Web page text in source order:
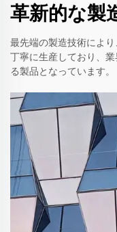
革新的な製
最先端の製造技術によ
丁寧に生産しており、
る製品となっています。